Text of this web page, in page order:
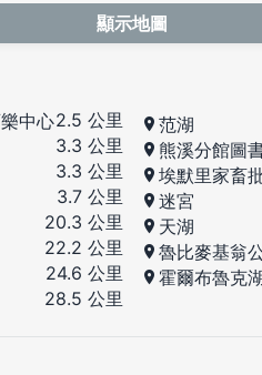
顯示地圖
中心2.5 公里
3.3 公里
3.3 公里
3.7 公里
20.3 公里
22.2 公里
24.6 公里
28.5 公里
范湖
熊溪分館圖
埃默里家畜
迷宮
天湖
魯比麥基翁
霍爾布魯克